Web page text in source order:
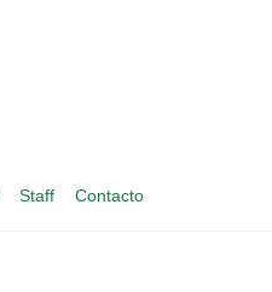
Staff Contacto